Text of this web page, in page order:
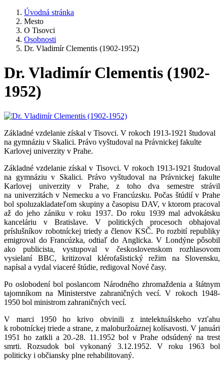
Úvodná stránka
Mesto
O Tisovci
Osobnosti
Dr. Vladimír Clementis (1902-1952)
Dr. Vladimír Clementis (1902-
1952)
Základné vzdelanie získal v Tisovci. V rokoch 1913-1921 študoval
na gymnáziu v Skalici. Právo vyštudoval na Právnickej fakulte
Karlovej univerzity v Prahe.
Základné vzdelanie získal v Tisovci. V rokoch 1913-1921 študoval
na gymnáziu v Skalici. Právo vyštudoval na Právnickej fakulte
Karlovej univerzity v Prahe, z toho dva semestre strávil
na univerzitách v Nemecku a vo Francúzsku. Počas štúdií v Prahe
bol spoluzakladateľom skupiny a časopisu DAV, v ktorom pracoval
až do jeho zániku v roku 1937. Do roku 1939 mal advokátsku
kanceláriu v Bratislave. V politických procesoch obhajoval
príslušníkov robotníckej triedy a členov KSČ. Po rozbití republiky
emigroval do Francúzka, odtiaľ do Anglicka. V Londýne pôsobil
ako publicista, vystupoval v československom rozhlasovom
vysielaní BBC, kritizoval klérofašistický režim na Slovensku,
napísal a vydal viaceré štúdie, redigoval Nové časy.
Po oslobodení bol poslancom Národného zhromaždenia a štátnym
tajomníkom na Ministerstve zahraničných vecí. V rokoch 1948-
1950 bol ministrom zahraničných vecí.
V marci 1950 ho krivo obvinili z intelektuálskeho vzťahu
k robotníckej triede a strane, z maloburžoáznej kolísavosti. V januári
1951 ho zatkli a 20.-28. 11.1952 bol v Prahe odsúdený na trest
smrti. Rozsudok bol vykonaný 3.12.1952. V roku 1963 bol
politicky i občiansky plne rehabilitovaný.